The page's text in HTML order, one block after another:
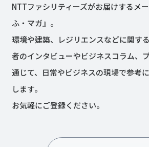
NTTファシリティーズがお届けするメ
ふ・マガ』。
環境や建築、レジリエンスなどに関す
者のインタビューやビジネスコラム、
通じて、日常やビジネスの現場で参考
します。
お気軽にご登録ください。